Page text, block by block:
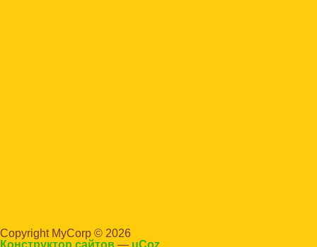
Copyright MyCorp © 2026
Конструктор сайтов — uCoz